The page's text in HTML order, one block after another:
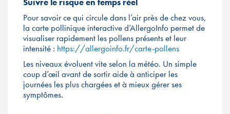
Pour savoir ce qui circule dans l’air près de chez vous,
la carte pollinique interactive d’AllergoInfo permet de
visualiser rapidement les pollens présents et leur
intensité : https://allergoinfo.fr/carte-pollens
Les niveaux évoluent vite selon la météo. Un simple
coup d’œil avant de sortir aide à anticiper les
journées les plus chargées et à mieux gérer ses
symptômes.